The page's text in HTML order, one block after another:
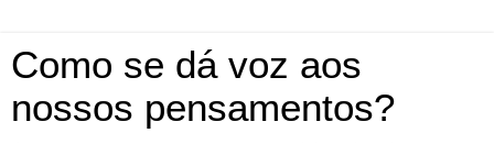
Como se dá voz aos
nossos pensamentos?